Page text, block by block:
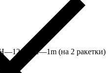
H—12mm L—1m (на 2 ракетки)